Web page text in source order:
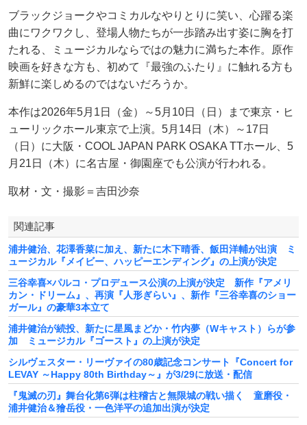
ブラックジョークやコミカルなやりとりに笑い、心躍る楽
曲にワクワクし、登場人物たちが一歩踏み出す姿に胸を打
たれる、ミュージカルならではの魅力に満ちた本作。原作
映画を好きな方も、初めて『最強のふたり』に触れる方も
新鮮に楽しめるのではないだろうか。
本作は2026年5月1日（金）～5月10日（日）まで東京・ヒ
ューリックホール東京で上演。5月14日（木）～17日
（日）に大阪・COOL JAPAN PARK OSAKA TTホール、5
月21日（木）に名古屋・御園座でも公演が行われる。
取材・文・撮影＝吉田沙奈
関連記事
浦井健治、花澤香菜に加え、新たに木下晴香、飯田洋輔が出演 ミ
ュージカル『メイビー、ハッピーエンディング』の上演が決定
三谷幸喜×パルコ・プロデュース公演の上演が決定 新作『アメリ
カン・ドリーム』、再演『人形ぎらい』、新作『三谷幸喜のショー
ガール』の豪華3本立て
浦井健治が続投、新たに星風まどか・竹内夢（Wキャスト）らが参
加 ミュージカル『ゴースト』の上演が決定
シルヴェスター・リーヴァイの80歳記念コンサート『Concert for
LEVAY ～Happy 80th Birthday～』が3/29に放送・配信
『鬼滅の刃』舞台化第6弾は柱稽古と無限城の戦い描く 童磨役・
浦井健治＆獪岳役・一色洋平の追加出演が決定